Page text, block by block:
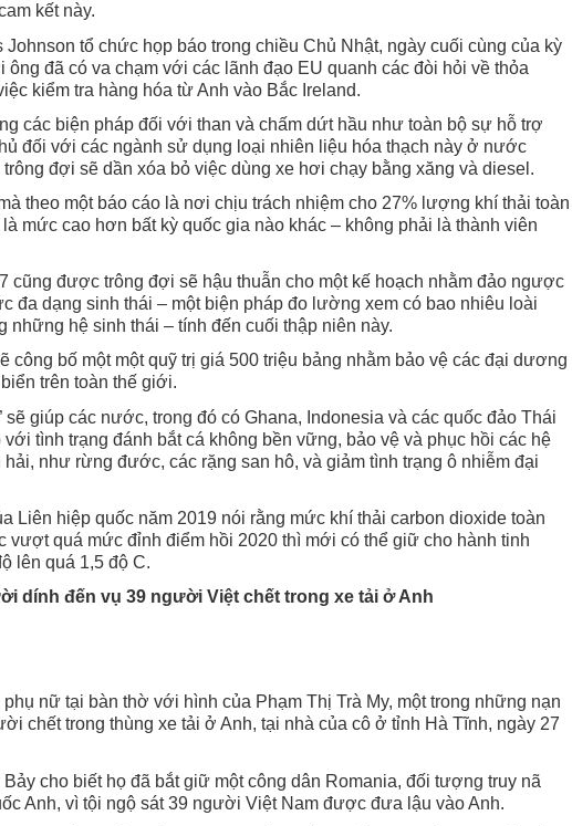
kết này.
tổ chức họp báo trong chiều Chủ Nhật, ngày cuối cùng của kỳ
đã có va chạm với các lãnh đạo EU quanh các đòi hỏi về thỏa
kiểm tra hàng hóa từ Anh vào Bắc Ireland.
các biện pháp đối với than và chấm dứt hầu như toàn bộ sự hỗ trợ
đối với các ngành sử dụng loại nhiên liệu hóa thạch này ở nước
đợi sẽ dần xóa bỏ việc dùng xe hơi chạy bằng xăng và diesel.
theo một báo cáo là nơi chịu trách nhiệm cho 27% lượng khí thải toàn
mức cao hơn bất kỳ quốc gia nào khác – không phải là thành viên
cũng được trông đợi sẽ hậu thuẫn cho một kế hoạch nhằm đảo ngược
đa dạng sinh thái – một biện pháp đo lường xem có bao nhiêu loài
những hệ sinh thái – tính đến cuối thập niên này.
công bố một một quỹ trị giá 500 triệu bảng nhằm bảo vệ các đại dương
trên toàn thế giới.
sẽ giúp các nước, trong đó có Ghana, Indonesia và các quốc đảo Thái
tình trạng đánh bắt cá không bền vững, bảo vệ và phục hồi các hệ
như rừng đước, các rặng san hô, và giảm tình trạng ô nhiễm đại
Liên hiệp quốc năm 2019 nói rằng mức khí thải carbon dioxide toàn
vượt quá mức đỉnh điểm hồi 2020 thì mới có thể giữ cho hành tinh
lên quá 1,5 độ C.
dính đến vụ 39 người Việt chết trong xe tải ở Anh
nữ tại bàn thờ với hình của Phạm Thị Trà My, một trong những nạn
chết trong thùng xe tải ở Anh, tại nhà của cô ở tỉnh Hà Tĩnh, ngày 27
cho biết họ đã bắt giữ một công dân Romania, đối tượng truy nã
Anh, vì tội ngộ sát 39 người Việt Nam được đưa lậu vào Anh.